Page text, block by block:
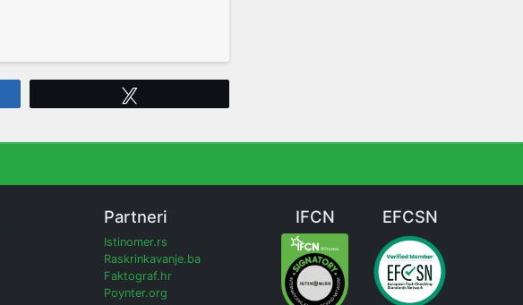
Partneri
Istinomer.rs
Raskrinkavanje.ba
Faktograf.hr
Poynter.org
IFCN EFCSN